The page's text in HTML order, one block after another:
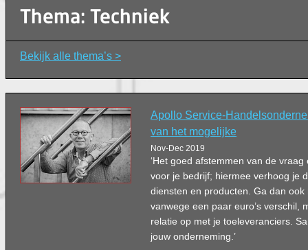
Thema: Techniek
Bekijk alle thema’s >
Apollo Service-
van het mogelijke
Nov-Dec 2019
‘Het goed afstemmen van de
voor je bedrijf; hiermee verhoog je
diensten en producten. Ga dan
vanwege een paar euro’s verschil,
relatie op met je toeleveranciers.
jouw onderneming.’